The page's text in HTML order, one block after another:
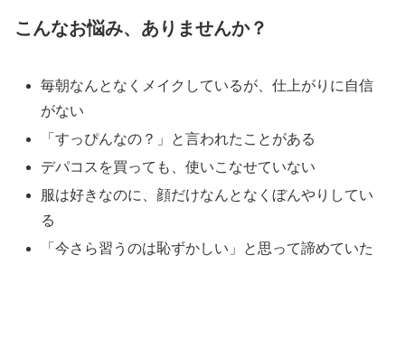
こんなお悩み、ありませんか？
毎朝なんとなくメイクしているが、仕上がりに自信
がない
「すっぴんなの？」と言われたことがある
デパコスを買っても、使いこなせていない
服は好きなのに、顔だけなんとなくぼんやりしてい
る
「今さら習うのは恥ずかしい」と思って諦めていた